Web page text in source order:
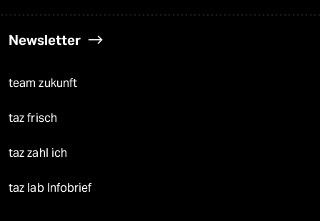
Newsletter
team zukunft
taz frisch
taz zahl ich
taz lab Infobrief